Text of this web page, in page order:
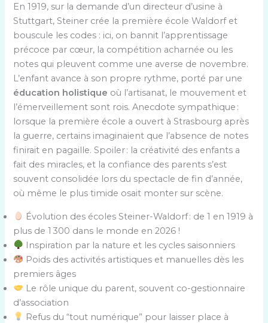
En 1919, sur la demande d’un directeur d’usine à
Stuttgart, Steiner crée la première école Waldorf et
bouscule les codes : ici, on bannit l’apprentissage
précoce par cœur, la compétition acharnée ou les
notes qui pleuvent comme une averse de novembre.
L’enfant avance à son propre rythme, porté par une
éducation holistique où l’artisanat, le mouvement et
l’émerveillement sont rois. Anecdote sympathique :
lorsque la première école a ouvert à Strasbourg après
la guerre, certains imaginaient que l’absence de notes
finirait en pagaille. Spoiler : la créativité des enfants a
fait des miracles, et la confiance des parents s’est
souvent consolidée lors du spectacle de fin d’année,
où même le plus timide osait monter sur scène.
Évolution des écoles Steiner-Waldorf : de 1 en 1919 à
plus de 1 300 dans le monde en 2026 !
Inspiration par la nature et les cycles saisonniers
Poids des activités artistiques et manuelles dès les
premiers âges
Le rôle unique du parent, souvent co-gestionnaire
d’association
Refus du “tout numérique” pour laisser place à